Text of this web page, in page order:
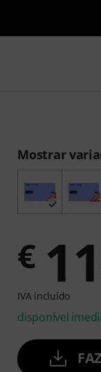
pesquisa com o
Mostrar
€
IVA incluído
disponível